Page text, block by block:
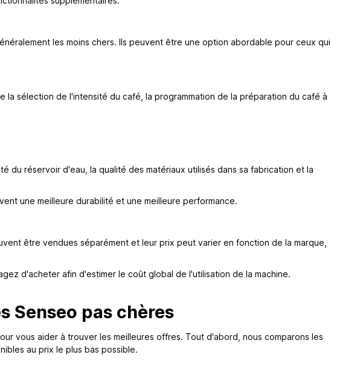
les moins chers. Ils peuvent être une option abordable pour ceux qui
sélection de l'intensité du café, la programmation de la préparation du café à
réservoir d'eau, la qualité des matériaux utilisés dans sa fabrication et la
une meilleure durabilité et une meilleure performance.
être vendues séparément et leur prix peut varier en fonction de la marque,
d'acheter afin d'estimer le coût global de l'utilisation de la machine.
Senseo pas chères
vous aider à trouver les meilleures offres. Tout d'abord, nous comparons les
au prix le plus bas possible.